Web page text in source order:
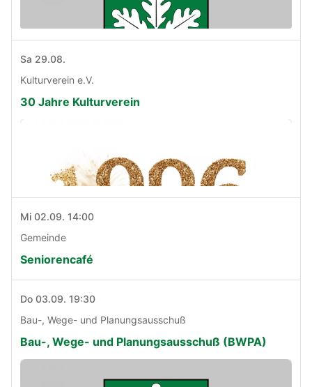
Sa 29.08.
Kulturverein e.V.
30 Jahre Kulturverein
Mi 02.09. 14:00
Gemeinde
Seniorencafé
Do 03.09. 19:30
Bau-, Wege- und Planungsausschuß
Bau-, Wege- und Planungsausschuß (BWPA)